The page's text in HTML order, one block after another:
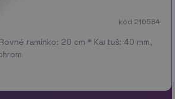
kód 210584
ramínko: 20 cm * Kartuš: 40 mm,